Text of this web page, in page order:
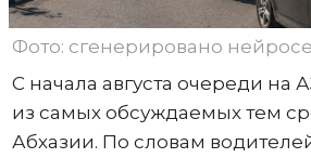
Фото: сгенерировано
С начала августа очереди на
из самых обсуждаемых тем
Абхазии. По словам